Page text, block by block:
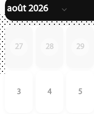
27 28 29
3 4 5